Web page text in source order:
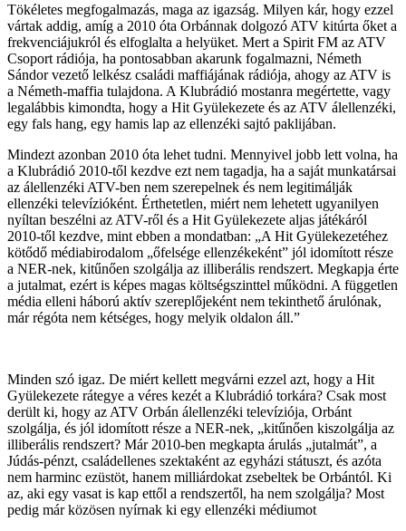
Tökéletes megfogalmazás, maga az igazság. Milyen kár, hogy ezzel
vártak addig, amíg a 2010 óta Orbánnak dolgozó ATV kitúrta őket a
frekvenciájukról és elfoglalta a helyüket. Mert a Spirit FM az ATV
Csoport rádiója, ha pontosabban akarunk fogalmazni, Németh
Sándor vezető lelkész családi maffiájának rádiója, ahogy az ATV is
a Németh-maffia tulajdona. A Klubrádió mostanra megértette, vagy
legalábbis kimondta, hogy a Hit Gyülekezete és az ATV álellenzéki,
egy fals hang, egy hamis lap az ellenzéki sajtó paklijában.
Mindezt azonban 2010 óta lehet tudni. Mennyivel jobb lett volna, ha
a Klubrádió 2010-től kezdve ezt nem tagadja, ha a saját munkatársai
az álellenzéki ATV-ben nem szerepelnek és nem legitimálják
ellenzéki televízióként. Érthetetlen, miért nem lehetett ugyanilyen
nyíltan beszélni az ATV-ről és a Hit Gyülekezete aljas játékáról
2010-től kezdve, mint ebben a mondatban: „A Hit Gyülekezetéhez
kötődő médiabirodalom „őfelsége ellenzékeként” jól idomított része
a NER-nek, kitűnően szolgálja az illiberális rendszert. Megkapja érte
a jutalmat, ezért is képes magas költségszinttel működni. A független
média elleni háború aktív szereplőjeként nem tekinthető árulónak,
már régóta nem kétséges, hogy melyik oldalon áll.”
Minden szó igaz. De miért kellett megvárni ezzel azt, hogy a Hit
Gyülekezete rátegye a véres kezét a Klubrádió torkára? Csak most
derült ki, hogy az ATV Orbán álellenzéki televíziója, Orbánt
szolgálja, és jól idomított része a NER-nek, „kitűnően kiszolgálja az
illiberális rendszert? Már 2010-ben megkapta árulás „jutalmát”, a
Júdás-pénzt, családellenes szektaként az egyházi státuszt, és azóta
nem harminc ezüstöt, hanem milliárdokat zsebeltek be Orbántól. Ki
az, aki egy vasat is kap ettől a rendszertől, ha nem szolgálja? Most
pedig már közösen nyírnak ki egy ellenzéki médiumot